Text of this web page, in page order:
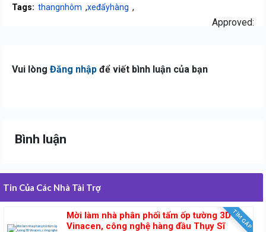
Tags: thangnhôm ,xeđẩyhàng ,
Approved:
Vui lòng Đăng nhập để viết bình luận của bạn
Bình luận
Tin Của Các Nhà Tài Trợ
TÌM GẤP
Mời làm nhà phân phối tấm ốp tường 3D
Vinacen, công nghệ hàng đầu Thụy Sĩ